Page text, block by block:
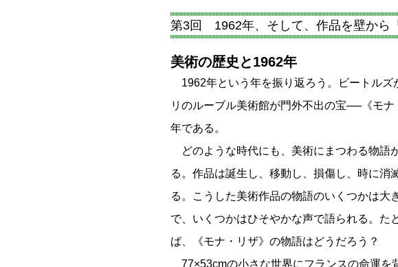
第3回 1962年、そして、作品を壁から
美術の歴史と1962年
1962年という年を振り返ろう。ビートルズ
リのルーブル美術館が門外不出の宝──《モ
年である。
どのような時代にも、美術にまつわる物語
る。作品は誕生し、移動し、損傷し、時に消
る。こうした美術作品の物語のいくつかは大
で、いくつかはひそやかな声で語られる。た
ば、《モナ・リザ》の物語はどうだろう？
77×53cmの小さな世界にフランスの命運を